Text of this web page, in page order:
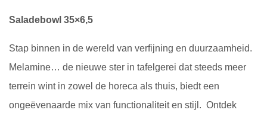
Saladebowl 35×6,5
Stap binnen in de wereld van verfijning en duurzaamheid.
Melamine… de nieuwe ster in tafelgerei dat steeds meer
terrein wint in zowel de horeca als thuis, biedt een
ongeëvenaarde mix van functionaliteit en stijl. Ontdek